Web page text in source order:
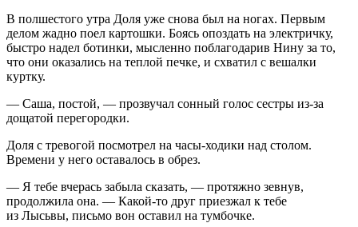
В полшестого утра Доля уже снова был на ногах. Первым
делом жадно поел картошки. Боясь опоздать на электричку,
быстро надел ботинки, мысленно поблагодарив Нину за то,
что они оказались на теплой печке, и схватил с вешалки
куртку.
— Саша, постой, — прозвучал сонный голос сестры из-за
дощатой перегородки.
Доля с тревогой посмотрел на часы-ходики над столом.
Времени у него оставалось в обрез.
— Я тебе вчерась забыла сказать, — протяжно зевнув,
продолжила она. — Какой-то друг приезжал к тебе
из Лысьвы, письмо вон оставил на тумбочке.